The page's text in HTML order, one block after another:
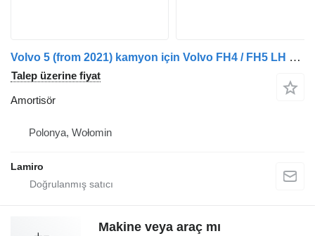
Volvo 5 (from 2021) kamyon için Volvo FH4 / FH5 LH ROOF SIDE MARKER PANEL (UK VERSION) amortisör
Talep üzerine fiyat
Amortisör
Polonya, Wołomin
Lamiro
Makine veya araç mı